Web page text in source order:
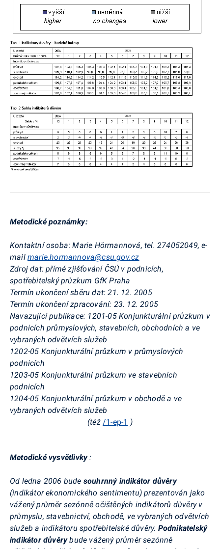
Metodické poznámky:
Kontaktní osoba:Marie Hörmannová, tel. 274052049, e-
mail marie.hormannova@csu.gov.cz
Zdroj dat: přímé zjišťování ČSÚ v podnicích,
spotřebitelský průzkum GfK Praha
Termín ukončení sběru dat: 21. 12. 2005
Termín ukončení zpracování: 23. 12. 2005
Navazující publikace: 1201-05 Konjunkturální průzkum v
podnicích průmyslových, stavebních, obchodních a ve
vybraných odvětvích služeb
1202-05 Konjunkturální průzkum v průmyslových
podnicích
1203-05 Konjunkturální průzkum ve stavebních
podnicích
1204-05 Konjunkturální průzkum v obchodě a ve
vybraných odvětvích služeb
(též/1-ep-1 )
Metodické vysvětlivky :
Od ledna 2006 bude souhrnný indikátor důvěry
(indikátor ekonomického sentimentu) prezentován jako
vážený průměr sezónně očištěných indikátorů důvěry v
průmyslu, stavebnictví, obchodě, ve vybraných odvětvích
služeb a indikátoru spotřebitelské důvěry. Podnikatelský
indikátor důvěry bude vážený průměr sezónně